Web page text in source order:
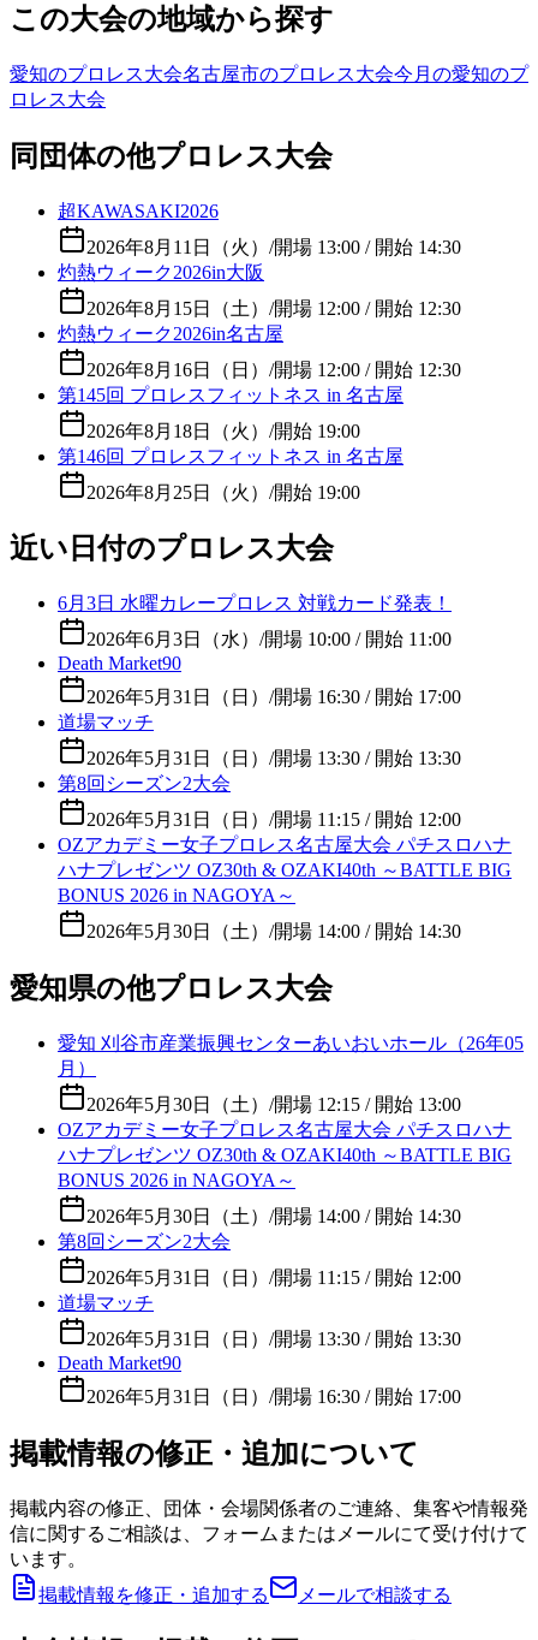
この大会の地域から探す
愛知のプロレス大会名古屋市のプロレス大会今月の愛知のプ
ロレス大会
同団体の他プロレス大会
超KAWASAKI2026
2026年8月11日（火） /開場 13:00 / 開始 14:30
灼熱ウィーク2026in大阪
2026年8月15日（土） /開場 12:00 / 開始 12:30
灼熱ウィーク2026in名古屋
2026年8月16日（日） /開場 12:00 / 開始 12:30
第145回 プロレスフィットネス in 名古屋
2026年8月18日（火） /開始 19:00
第146回 プロレスフィットネス in 名古屋
2026年8月25日（火） /開始 19:00
近い日付のプロレス大会
6月3日 水曜カレープロレス 対戦カード発表！
2026年6月3日（水） /開場 10:00 / 開始 11:00
Death Market90
2026年5月31日（日） /開場 16:30 / 開始 17:00
道場マッチ
2026年5月31日（日） /開場 13:30 / 開始 13:30
第8回シーズン2大会
2026年5月31日（日） /開場 11:15 / 開始 12:00
OZアカデミー女子プロレス名古屋大会 パチスロハナ
ハナプレゼンツ OZ30th & OZAKI40th ～BATTLE BIG
BONUS 2026 in NAGOYA～
2026年5月30日（土） /開場 14:00 / 開始 14:30
愛知県の他プロレス大会
愛知 刈谷市産業振興センターあいおいホール（26年05
月）
2026年5月30日（土） /開場 12:15 / 開始 13:00
OZアカデミー女子プロレス名古屋大会 パチスロハナ
ハナプレゼンツ OZ30th & OZAKI40th ～BATTLE BIG
BONUS 2026 in NAGOYA～
2026年5月30日（土） /開場 14:00 / 開始 14:30
第8回シーズン2大会
2026年5月31日（日） /開場 11:15 / 開始 12:00
道場マッチ
2026年5月31日（日） /開場 13:30 / 開始 13:30
Death Market90
2026年5月31日（日） /開場 16:30 / 開始 17:00
掲載情報の修正・追加について
掲載内容の修正、団体・会場関係者のご連絡、集客や情報発
信に関するご相談は、フォームまたはメールにて受け付けて
います。
掲載情報を修正・追加する
メールで相談する